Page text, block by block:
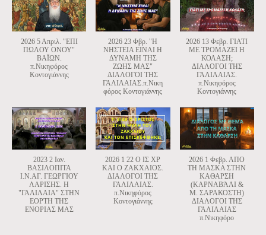
2026 5 Απριλ. "ΕΠΙ
ΠΩΛΟΥ ΟΝΟΥ"
ΒΑΪΩΝ.
π.Νικηφόρος
Κοντογιάννης
2026 23 Φβρ. "Η
ΝΗΣΤΕΙΑ ΕΙΝΑΙ Η
ΔΥΝΑΜΗ ΤΗΣ
ΖΩΗΣ ΜΑΣ"
ΔΙΑΛΟΓΟΙ ΤΗΣ
ΓΑΛΙΛΑΙΑΣ.π.Νικη
φόρος Κοντογιάννης
2026 13 Φεβρ. ΓΙΑΤΙ
ΜΕ ΤΡΟΜΑΖΕΙ Η
ΚΟΛΑΣΗ;
ΔΙΑΛΟΓΟΙ ΤΗΣ
ΓΑΛΙΛΑΙΑΣ.
π.Νικηφόρος
Κοντογιάννης
2023 2 Ιαν.
ΒΑΣΙΛΟΠΙΤΑ
Ι.Ν.ΑΓ. ΓΕΩΡΓΙΟΥ
ΛΑΡΙΣΗΣ. Η
"ΓΑΛΙΛΑΙΑ" ΣΤΗΝ
ΕΟΡΤΗ ΤΗΣ
ΕΝΟΡΙΑΣ ΜΑΣ
2026 1 22 Ο ΙΣ ΧΡ
ΚΑΙ Ο ΖΑΚΧΑΙΟΣ.
ΔΙΑΛΟΓΟΙ ΤΗΣ
ΓΑΛΙΛΑΙΑΣ.
π.Νικηφόρος
Κοντογιάννης
2026 1 Φεβρ. ΑΠΟ
ΤΗ ΜΑΣΚΑ ΣΤΗΝ
ΚΑΘΑΡΣΗ
(ΚΑΡΝΑΒΆΛΙ &
Μ. ΣΑΡΑΚΟΣΤΗ)
ΔΙΑΛΟΓΟΙ ΤΗΣ
ΓΑΛΙΛΑΙΑΣ
π.Νικηφόρο